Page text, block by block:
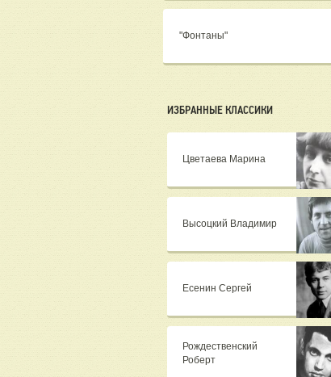
"Фонтаны"
ИЗБРАННЫЕ КЛАССИКИ
Цветаева Марина
Высоцкий Владимир
Есенин Сергей
Рождественский
Роберт